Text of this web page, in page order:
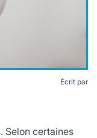
Écrit par
Selon certaines